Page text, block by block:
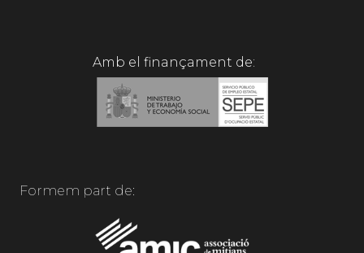
Amb el finançament de:
Formem part de: